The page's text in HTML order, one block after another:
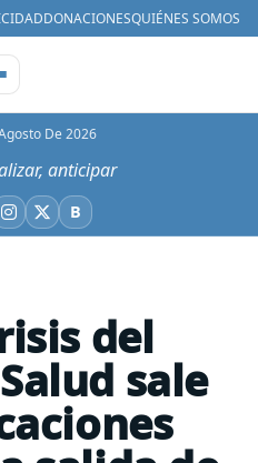
DONACIONESQUIÉNES SOMOS
De 2026
anticipar
Instagram
X BBluesky
del
sale